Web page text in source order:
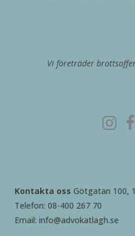
Vi företräder
Kontakta oss Götgatan 100,
Telefon: 08-400 267 70
Email: info@advokatlagh.se